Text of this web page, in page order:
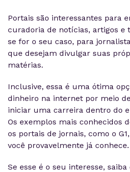
Portais são interessantes para
curadoria de notícias, artigos e
se for o seu caso, para
que desejam divulgar suas
matérias.
Inclusive, essa é uma ótima
dinheiro na internet por meio
iniciar uma carreira dentro do
Os exemplos mais conhecidos
os portais de jornais, como o
você provavelmente já conhece.
Se esse é o seu interesse,